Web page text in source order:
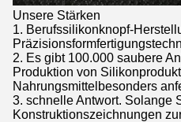
Unsere Stärken
1. Berufssilikonknopf-
2. Es gibt 100.000 saubere
Produktion von
Nahrungsmittelbesonders
3. schnelle Antwort. Solange
Konstruktionszeichnungen